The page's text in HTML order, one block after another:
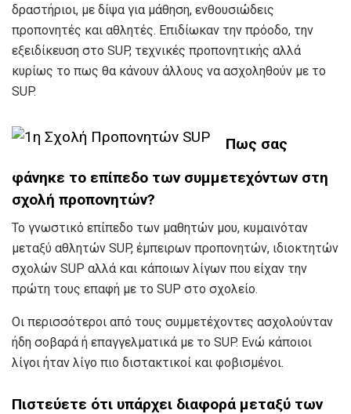
δραστήριοι, με δίψα για μάθηση, ενθουσιώδεις
προπονητές και αθλητές. Eπιδίωκαν την πρόοδο, την
εξειδίκευση στο SUP, τεχνικές προπονητικής αλλά
κυρίως το πως θα κάνουν άλλους να ασχοληθούν με το
SUP.
Πως σας
φάνηκε το επίπεδο των συμμετεχόντων στη
σχολή προπονητών?
Το γνωστικό επίπεδο των μαθητών μου, κυμαινόταν
μεταξύ αθλητών SUP, έμπειρων προπονητών, ιδιοκτητών
σχολών SUP αλλά και κάποιων λίγων που είχαν την
πρώτη τους επαφή με το SUP στο σχολείο.
Οι περισσότεροι από τους συμμετέχοντες ασχολούνταν
ήδη σοβαρά ή επαγγελματικά με το SUP. Ενώ κάποιοι
λίγοι ήταν λίγο πιο διστακτικοί και φοβισμένοι.
Πιστεύετε ότι υπάρχει διαφορά μεταξύ των